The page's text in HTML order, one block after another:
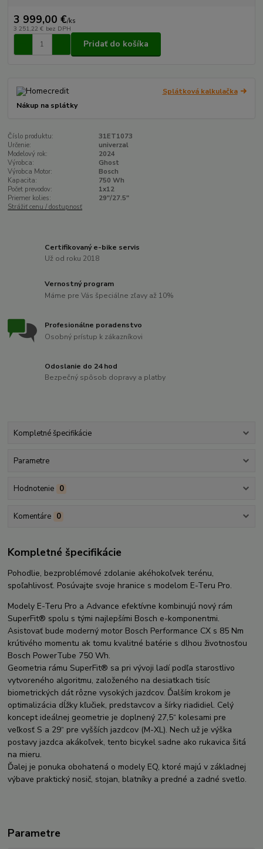
3 999,00 €/ks
3 251,22 € bez DPH
Pridať do košíka
Splátková kalkulačka
Nákup na splátky
Číslo produktu:
31ET1073
Určenie:
univerzal
Modelový rok:
2024
Výrobca:
Ghost
Výrobca Motor:
Bosch
Kapacita:
750 Wh
Počet prevodov:
1x12
Priemer kolies:
29"/27.5"
Strážiť cenu / dostupnosť
Certifikovaný e-bike servis
Už od roku 2018
Vernostný program
Máme pre Vás špeciálne zľavy až 10%
Profesionálne poradenstvo
Osobný prístup k zákazníkovi
Odoslanie do 24 hod
Bezpečný spôsob dopravy a platby
Kompletné špecifikácie
Parametre
Hodnotenie 0
Komentáre 0
Kompletné špecifikácie
Pohodlie, bezproblémové zdolanie akéhokoľvek terénu,
spoľahlivosť. Posúvajte svoje hranice s modelom E-Teru Pro.
Modely E-Teru Pro a Advance efektívne kombinujú nový rám
SuperFit® spolu s tými najlepšími Bosch e-komponentmi.
Asistovať bude moderný motor Bosch Performance CX s 85 Nm
krútivého momentu ak tomu kvalitné batérie s dlhou životnosťou
Bosch PowerTube 750 Wh.
Geometria rámu SuperFit® sa pri vývoji ladí podľa starostlivo
vytvoreného algoritmu, založeného na desiatkach tisíc
biometrických dát rôzne vysokých jazdcov. Ďalším krokom je
optimalizácia dĺžky kľučiek, predstavcov a šírky riadidiel. Celý
koncept ideálnej geometrie je doplnený 27,5“ kolesami pre
veľkosť S a 29“ pre vyšších jazdcov (M-XL). Nech už je výška
postavy jazdca akákoľvek, tento bicykel sadne ako rukavica šitá
na mieru.
Ďalej je ponuka obohatená o modely EQ, ktoré majú v základnej
výbave praktický nosič, stojan, blatníky a predné a zadné svetlo.
Parametre